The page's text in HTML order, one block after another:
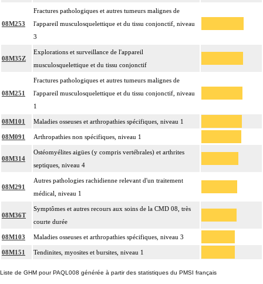
08M253
Fractures pathologiques et autres tumeurs malignes de
l'appareil musculosquelettique et du tissu conjonctif, niveau
3
08M35Z
Explorations et surveillance de l'appareil
musculosquelettique et du tissu conjonctif
08M251
Fractures pathologiques et autres tumeurs malignes de
l'appareil musculosquelettique et du tissu conjonctif, niveau
1
08M101 Maladies osseuses et arthropathies spécifiques, niveau 1
08M091 Arthropathies non spécifiques, niveau 1
08M314
Ostéomyélites aigües (y compris vertébrales) et arthrites
septiques, niveau 4
08M291
Autres pathologies rachidienne relevant d'un traitement
médical, niveau 1
08M36T
Symptômes et autres recours aux soins de la CMD 08, très
courte durée
08M103 Maladies osseuses et arthropathies spécifiques, niveau 3
08M151 Tendinites, myosites et bursites, niveau 1
Liste de GHM pour PAQL008 générée à partir des statistiques du PMSI français